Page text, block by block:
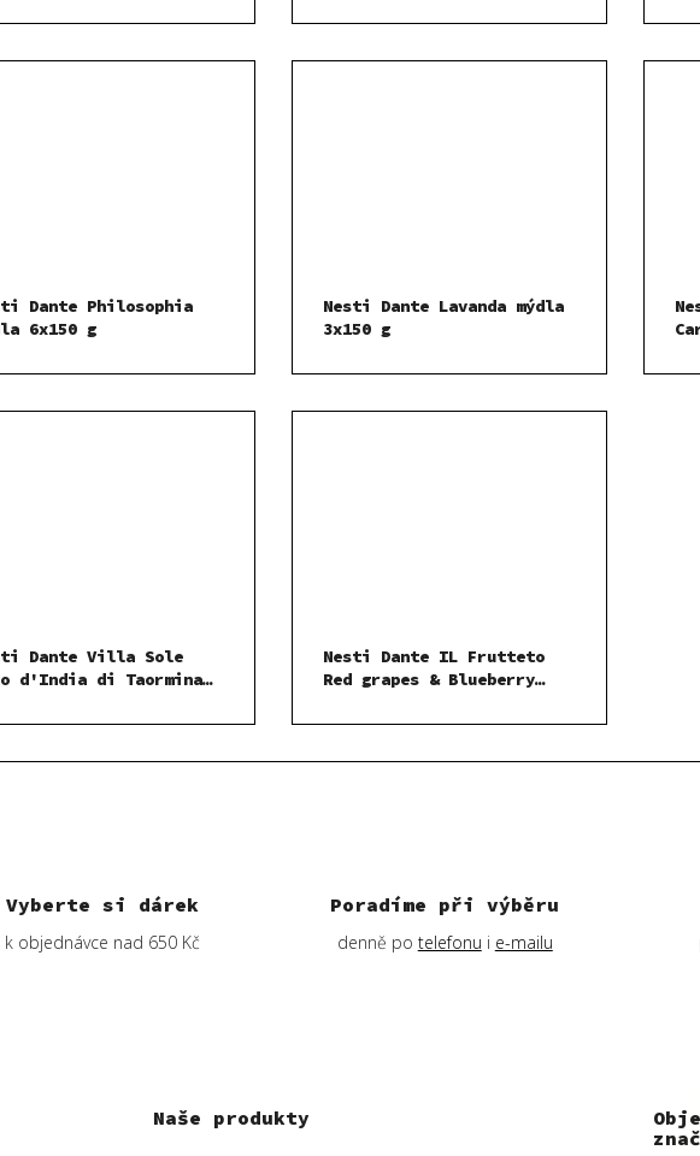
Vyberte si dárek
k objednávce nad 650 Kč
Poradíme při výběru
denně po telefonu i e-mailu
Dante Philosophia
6x150 g
Nesti Dante Lavanda mýdla
3x150 g
Dante Villa Sole
d'India di Taormina
Nesti Dante IL Frutteto
Red grapes & Blueberry
Naše produkty